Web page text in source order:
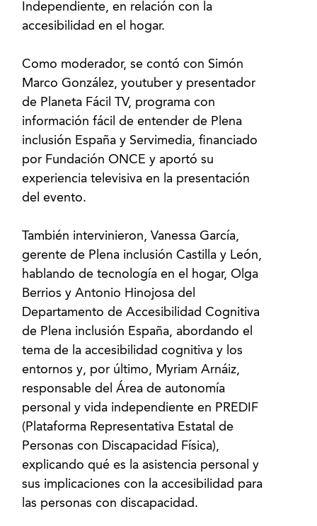
Independiente, en relación con la
accesibilidad en el hogar.
Como moderador, se contó con Simón
Marco González, youtuber y presentador
de Planeta Fácil TV, programa con
información fácil de entender de Plena
inclusión España y Servimedia, financiado
por Fundación ONCE y aportó su
experiencia televisiva en la presentación
del evento.
También intervinieron, Vanessa García,
gerente de Plena inclusión Castilla y León,
hablando de tecnología en el hogar, Olga
Berrios y Antonio Hinojosa del
Departamento de Accesibilidad Cognitiva
de Plena inclusión España, abordando el
tema de la accesibilidad cognitiva y los
entornos y, por último, Myriam Arnáiz,
responsable del Área de autonomía
personal y vida independiente en PREDIF
(Plataforma Representativa Estatal de
Personas con Discapacidad Física),
explicando qué es la asistencia personal y
sus implicaciones con la accesibilidad para
las personas con discapacidad.